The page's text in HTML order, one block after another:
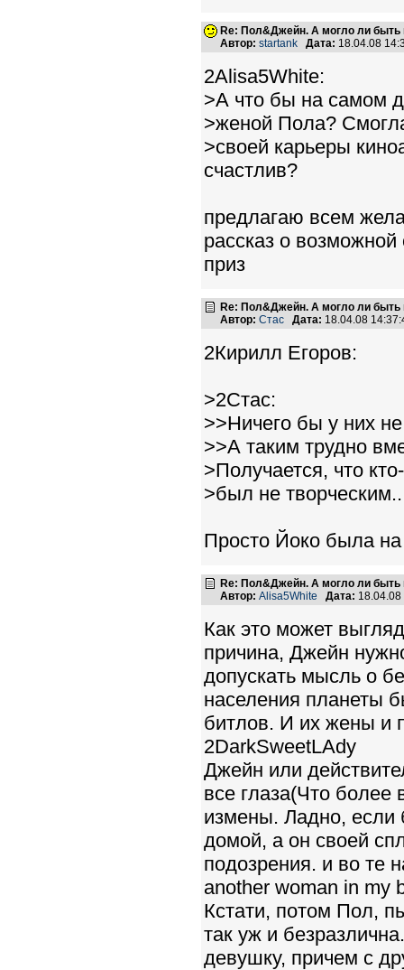
Re: Пол&Джейн. А могло ли быть
Автор: startank Дата: 18.04.08
2Alisa5White:
>А что бы на самом
>женой Пола?
>своей карьеры
счастлив?
предлагаю всем
рассказ о
приз
Re: Пол&Джейн. А могло ли быть
Автор: Стас Дата: 18.04.08
2Кирилл Егоров:
>2Стас:
>>Ничего бы у них
>>А таким трудно
>Получается, что
>был не
Просто Йоко была
Re: Пол&Джейн. А могло ли быть
Автор: Alisa5White Дата:
Как это может
причина, Джейн
допускать мысль о
населения планеты
битлов. И их жены и
2DarkSweetLAdy
Джейн или
все глаза(Что более
измены. Ладно, если
домой, а он своей
подозрения. и во те
another woman in my
Кстати, потом Пол,
так уж и
девушку, причем с